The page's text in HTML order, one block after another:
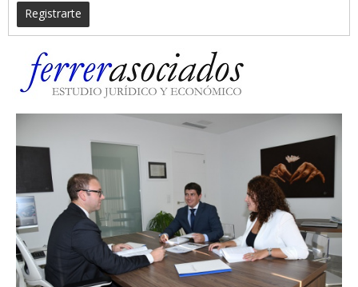
Registrarte